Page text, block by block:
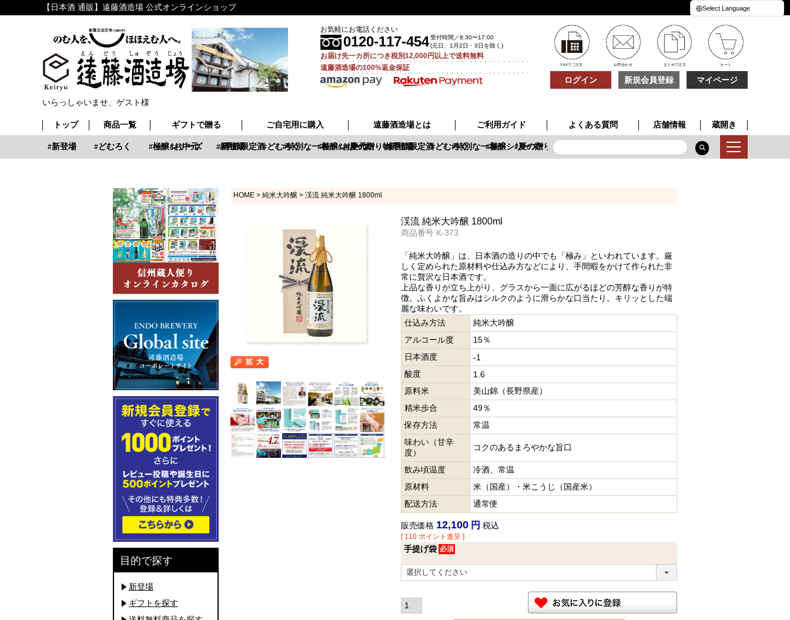
【日本酒 通販】遠藤酒造場 公式オンラインショップ
お気軽にお電話ください
0120-117-454受付時間／8:30〜17:00
(元日、1月2日・3日を除く)
お届け先一カ所につき税別12,000円以上で送料無料
遠藤酒造場の100%返金保証
FAXでご注文 お問合わせ まとめて注文 カート
ログイン 新規会員登録 マイページ
いらっしゃいませ、ゲスト様
トップ 商品一覧 ギフトで贈る ご自宅用に購入 遠藤酒造場とは ご利用ガイド よくある質問 店舗情報 蔵開き
新登場 どむろく 極醸シリーズ 季節限定酒 特別な一本 夏の贈り物
お中元 新登場 どむろく 極醸シリーズ 季節限定酒 特別な一本 夏の贈り物
お中元 新登場 どむろく 極醸シリーズ 季節限定酒 夏の贈り物
目的で探す
新登場
ギフトを探す
HOME 純米大吟醸 渓流 純米大吟醸 1800ml
渓流 純米大吟醸 1800ml
商品番号 K-373
「純米大吟醸」は、日本酒の造りの中でも「極み」といわれています。厳
しく定められた原材料や仕込み方などにより、手間暇をかけて作られた非
常に贅沢な日本酒です。
上品な香りが立ち上がり、グラスから一面に広がるほどの芳醇な香りが特
徴。ふくよかな旨みはシルクのように滑らかな口当たり。キリッとした端
麗な味わいです。
仕込み方法
純米大吟醸
アルコール度
15％
日本酒度
-1
酸度
1.6
原料米
美山錦（長野県産）
精米歩合
49％
保存方法
常温
味わい（甘辛
度）
コクのあるまろやかな旨口
飲み頃温度
冷酒、常温
原材料
米（国産）・米こうじ（国産米）
配送方法
通常便
販売価格 12,100 税込
[ 110 ポイント進呈 ]
手提げ袋